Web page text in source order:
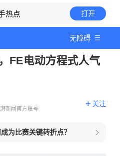
热点 打开
无障碍
FE电动方程式人气
新闻官方账号
关注
为比赛关键转折点？